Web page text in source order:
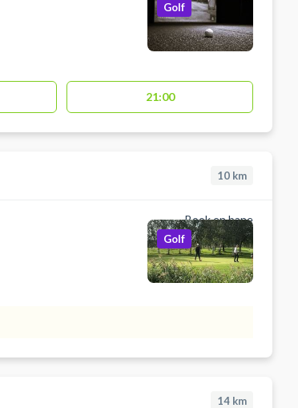
Golf
21:00
10 km
Book en bane
Golf
14 km